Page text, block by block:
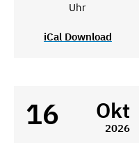
Uhr
iCal Download
16 Okt
2026